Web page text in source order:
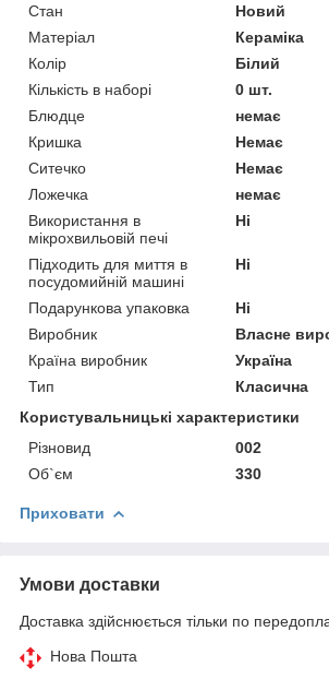
Стан
Новий
Матеріал
Кераміка
Колір
Білий
Кількість в наборі
0 шт.
Блюдце
немає
Кришка
Немає
Ситечко
Немає
Ложечка
немає
Використання в
мікрохвильовій печі
Ні
Підходить для миття в
посудомийній машині
Ні
Подарункова упаковка
Ні
Виробник
Власне
Країна виробник
Україна
Тип
Класична
Користувальницькі характеристики
Різновид
002
Об`єм
330
Приховати
Умови доставки
Доставка здійснюється тільки по
Нова Пошта